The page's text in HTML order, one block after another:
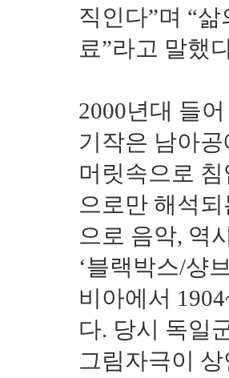
직인다”며 “
료”라고 말했
2000년대 들
기작은 남아
머릿속으로
으로만 해석
으로 음악, 역
‘블랙박스/샹
비아에서
다. 당시 독일
그림자극이